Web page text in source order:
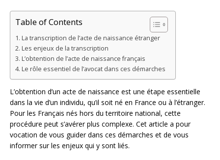
Table of Contents
La transcription de l’acte de naissance étranger
Les enjeux de la transcription
L’obtention de l’acte de naissance français
Le rôle essentiel de l’avocat dans ces démarches
L’obtention d’un acte de naissance est une étape essentielle
dans la vie d’un individu, qu’il soit né en France ou à l’étranger.
Pour les Français nés hors du territoire national, cette
procédure peut s’avérer plus complexe. Cet article a pour
vocation de vous guider dans ces démarches et de vous
informer sur les enjeux qui y sont liés.